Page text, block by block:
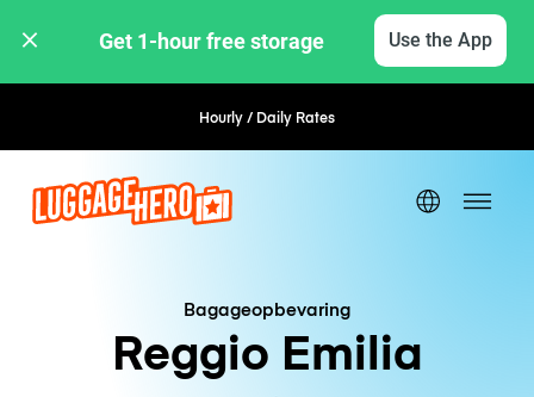
Get 1-hour free storage Use the App
Hourly / Daily RatesFlexible Booking
Bagageopbevaring
Reggio Emilia